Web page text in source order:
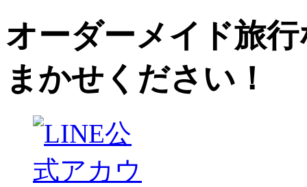
オーダーメイド旅
まかせください！